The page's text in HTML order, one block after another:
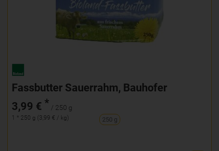
Fassbutter Sauerrahm, Bauhofer
3,99 € * / 250 g
1 * 250 g (3,99 € / kg) 250 g